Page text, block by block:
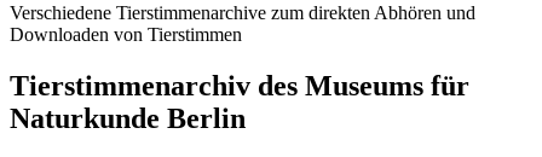
Verschiedene Tierstimmenarchive zum direkten Abhören und
Downloaden von Tierstimmen
Tierstimmenarchiv des Museums für
Naturkunde Berlin